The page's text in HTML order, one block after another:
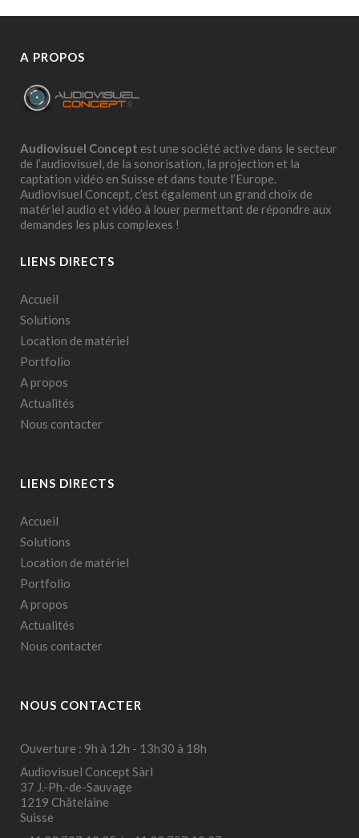
A PROPOS
Audiovisuel Concept est une société active dans le secteur
de l’audiovisuel, de la sonorisation, la projection et la
captation vidéo en Suisse et dans toute l’Europe.
Audiovisuel Concept, c’est également un grand choix de
matériel audio et vidéo à louer permettant de répondre aux
demandes les plus complexes !
LIENS DIRECTS
Accueil
Solutions
Location de matériel
Portfolio
A propos
Actualités
Nous contacter
LIENS DIRECTS
Accueil
Solutions
Location de matériel
Portfolio
A propos
Actualités
Nous contacter
NOUS CONTACTER
Ouverture : 9h à 12h - 13h30 à 18h
Audiovisuel Concept Sàrl
37 J.-Ph.-de-Sauvage
1219 Châtelaine
Suisse